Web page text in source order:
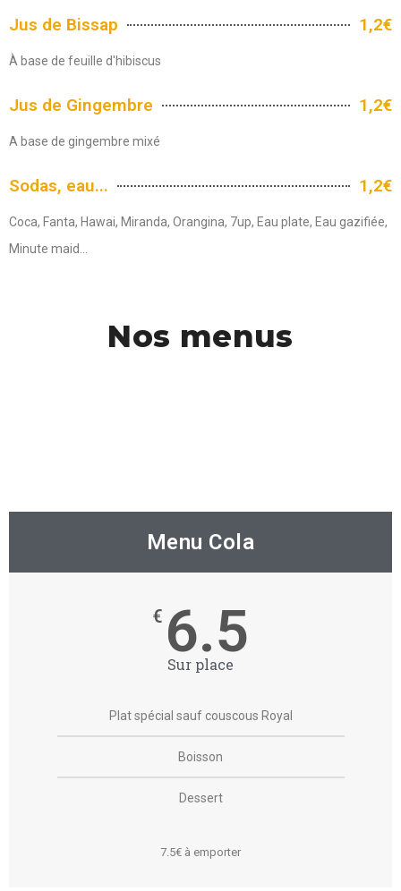
Jus de Bissap 1,2€
À base de feuille d'hibiscus
Jus de Gingembre 1,2€
A base de gingembre mixé
Sodas, eau... 1,2€
Coca, Fanta, Hawai, Miranda, Orangina, 7up, Eau plate, Eau gazifiée,
Minute maid...
Nos menus
Menu Cola
€ 6.5
Sur place
Plat spécial sauf couscous Royal
Boisson
Dessert
7.5€ à emporter